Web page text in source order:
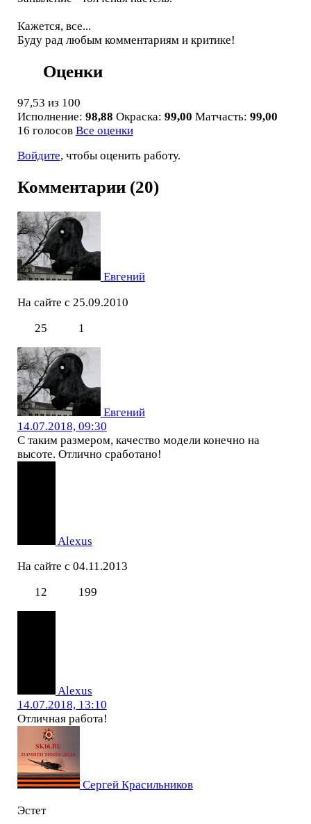
Кажется, все...
Буду рад любым комментариям и критике!
Оценки
97,53 из 100
Исполнение: 98,88 Окраска: 99,00 Матчасть: 99,00
16 голосов Все оценки
Войдите, чтобы оценить работу.
Комментарии (20)
Евгений
На сайте с 25.09.2010
25
1
Евгений
14.07.2018, 09:30
С таким размером, качество модели конечно на
высоте. Отлично сработано!
Alexus
На сайте с 04.11.2013
12
199
Alexus
14.07.2018, 13:10
Отличная работа!
Сергей Красильников
Эстет